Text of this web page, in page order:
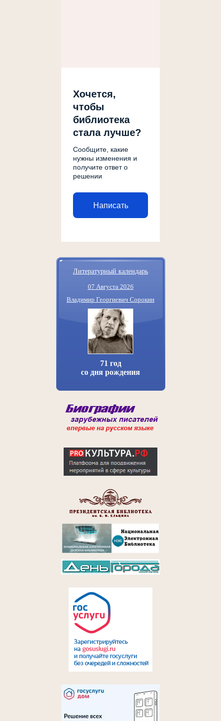
Хочется,
чтобы
библиотека
стала лучше?
Сообщите, какие
нужны изменения и
получите ответ о
решении
Написать
Литературный календарь
07 Августа 2026
Владимир Георгиевич Сорокин
71 год
со дня рождения